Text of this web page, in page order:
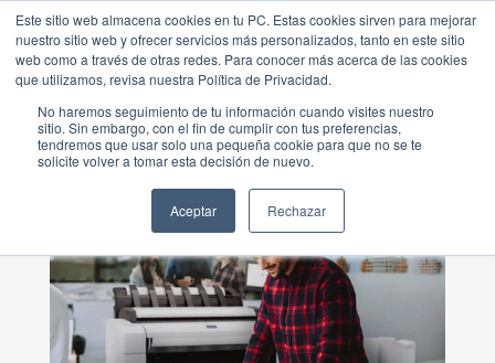
Este sitio web almacena cookies en tu PC. Estas cookies sirven para mejorar
nuestro sitio web y ofrecer servicios más personalizados, tanto en este sitio
web como a través de otras redes. Para conocer más acerca de las cookies
que utilizamos, revisa nuestra Política de Privacidad.
No haremos seguimiento de tu información cuando visites nuestro
sitio. Sin embargo, con el fin de cumplir con tus preferencias,
tendremos que usar solo una pequeña cookie para que no se te
solicite volver a tomar esta decisión de nuevo.
Aceptar Rechazar
PLOTTER TÉCNICO HP